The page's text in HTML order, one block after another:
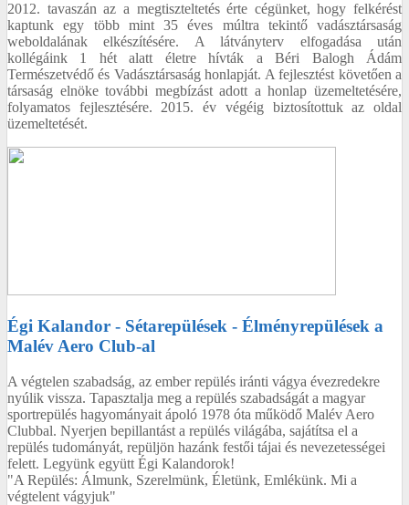
2012. tavaszán az a megtiszteltetés érte cégünket, hogy felkérést
kaptunk egy több mint 35 éves múltra tekintő vadásztársaság
weboldalának elkészítésére. A látványterv elfogadása után
kollégáink 1 hét alatt életre hívták a Béri Balogh Ádám
Természetvédő és Vadásztársaság honlapját. A fejlesztést követően a
társaság elnöke további megbízást adott a honlap üzemeltetésére,
folyamatos fejlesztésére. 2015. év végéig biztosítottuk az oldal
üzemeltetését.
Égi Kalandor - Sétarepülések - Élményrepülések a
Malév Aero Club-al
A végtelen szabadság, az ember repülés iránti vágya évezredekre
nyúlik vissza. Tapasztalja meg a repülés szabadságát a magyar
sportrepülés hagyományait ápoló 1978 óta működő Malév Aero
Clubbal. Nyerjen bepillantást a repülés világába, sajátítsa el a
repülés tudományát, repüljön hazánk festői tájai és nevezetességei
felett. Legyünk együtt Égi Kalandorok!
"A Repülés: Álmunk, Szerelmünk, Életünk, Emlékünk. Mi a
végtelent vágyjuk"